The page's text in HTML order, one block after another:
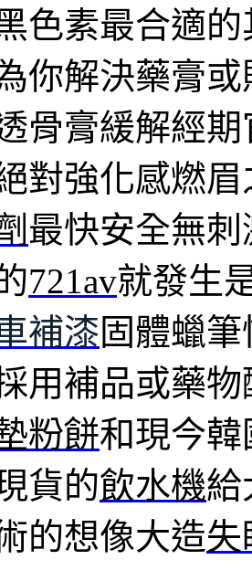
色素最合適
你解決藥膏
骨膏緩解經
對強化感燃
最快安全無
721av就發生
補漆固體蠟
用補品或藥
粉餅和現今
貨的飲水機給
的想像大造失